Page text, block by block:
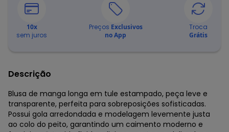
10x
sem juros
Preços Exclusivos
no App
Troca
Grátis
Descrição
Blusa de manga longa em tule estampado, peça leve e
transparente, perfeita para sobreposições sofisticadas.
Possui gola arredondada e modelagem levemente justa
ao colo do peito, garantindo um caimento moderno e